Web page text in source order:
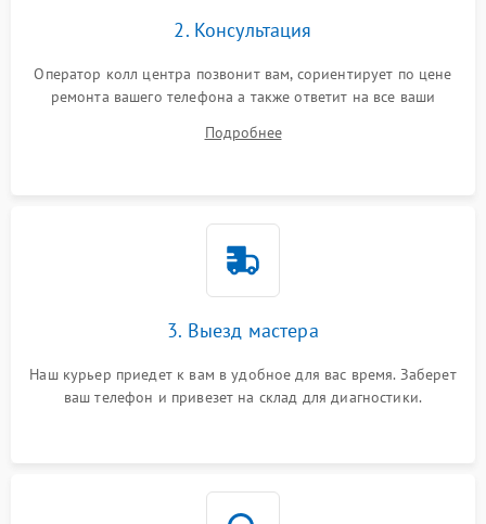
2. Консультация
Оператор колл центра позвонит вам, сориентирует по цене
ремонта вашего телефона а также ответит на все ваши
Подробнее
3. Выезд мастера
Наш курьер приедет к вам в удобное для вас время. Заберет
ваш телефон и привезет на склад для диагностики.